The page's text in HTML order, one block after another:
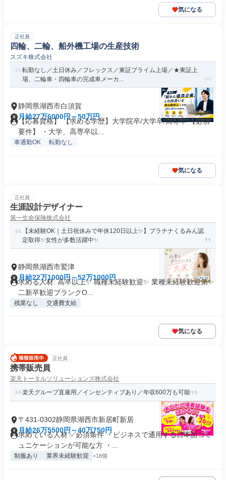
気になる
正社員
四輪、二輪、船外機工場の生産技術
スズキ株式会社
転勤なし／土日休み／フレックス／東証プライム上場／★東証上
場、二輪車・四輪車の完成車メーカ...
静岡県湖西市白須賀
月給27万6000円～50万円
【応募資格】 【求める学歴】大学院卒/大学卒/高専卒 【必須
要件】 ・大学、高専卒以...
車通勤OK 転勤なし
気になる
正社員
生涯設計デザイナー
第一生命保険株式会社
【未経験OK｜土日祝休みで年休120日以上✨】プラチナくるみん認
定取得✨女性が多数活躍中✨
静岡県湖西市鷲津
月給22万1000円～52万1000円
求める人材: 高卒以上✨ 職種未経験歓迎✨ 業種未経験歓迎第✨
二新卒歓迎ブランクO...
残業なし 交通費支給
気になる
正社員
携帯販売員
楽天トータルソリューションズ株式会社
楽天グループ直雇用／インセンティブあり／年収600万も可能
〒431-0302静岡県湖西市新居町新居
月給26万5500円～40万750円
求めている人材 ✅必須条件 ・ビジネスで通用する日本語コミ
ュニケーションが可能な方 ・...
制服あり 業界未経験歓迎 +18個